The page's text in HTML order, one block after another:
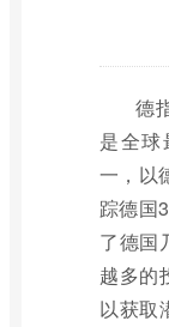
德
是全
一，以
踪德国
了德国
越多的
以获取